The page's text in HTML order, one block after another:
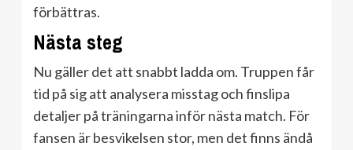
förbättras.
Nästa steg
Nu gäller det att snabbt ladda om. Truppen får
tid på sig att analysera misstag och finslipa
detaljer på träningarna inför nästa match. För
fansen är besvikelsen stor, men det finns ändå